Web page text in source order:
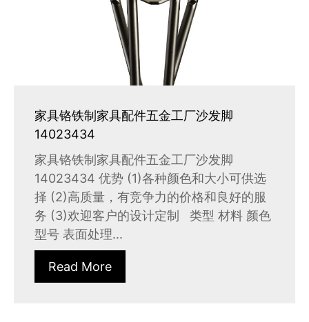
家具铬铁制家具配件五金工厂沙发脚
14023434
家具铬铁制家具配件五金工厂沙发脚
14023434 优势 (1)各种颜色和大小可供选
择 (2)高质量，有竞争力的价格和良好的服
务 (3)欢迎客户的设计定制 类型 材料 颜色
型号 表面处理...
Read More